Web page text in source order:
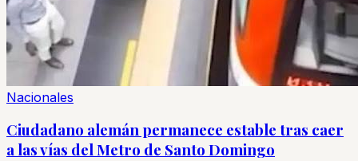
Nacionales
Ciudadano alemán permanece estable tras caer
a las vías del Metro de Santo Domingo